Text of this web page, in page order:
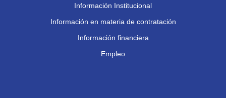
Información Institucional
Información en materia de contratación
Información financiera
Empleo